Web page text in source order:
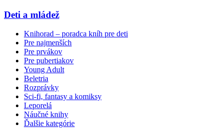
Deti a mládež
Knihorad – poradca kníh pre deti
Pre najmenších
Pre prvákov
Pre pubertiakov
Young Adult
Beletria
Rozprávky
Sci-fi, fantasy a komiksy
Leporelá
Náučné knihy
Ďalšie kategórie